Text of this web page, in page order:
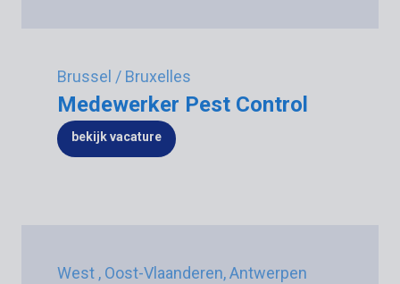
Brussel / Bruxelles
Medewerker Pest Control
bekijk vacature
West , Oost-Vlaanderen, Antwerpen